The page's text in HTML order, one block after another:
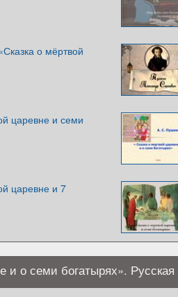
о мёртвой
царевне и семи
царевне и 7
о семи богатырях». Русская